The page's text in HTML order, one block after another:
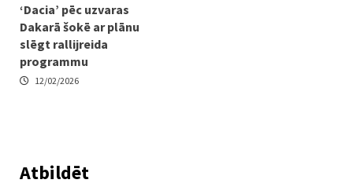
‘Dacia’ pēc uzvaras
Dakarā šokē ar plānu
slēgt rallijreida
programmu
12/02/2026
Atbildēt